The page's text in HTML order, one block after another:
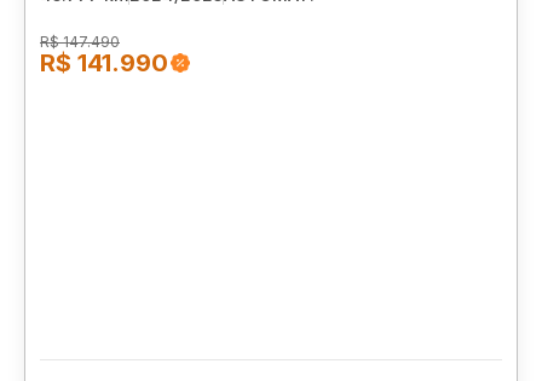
R$ 147.490
R$ 141.990